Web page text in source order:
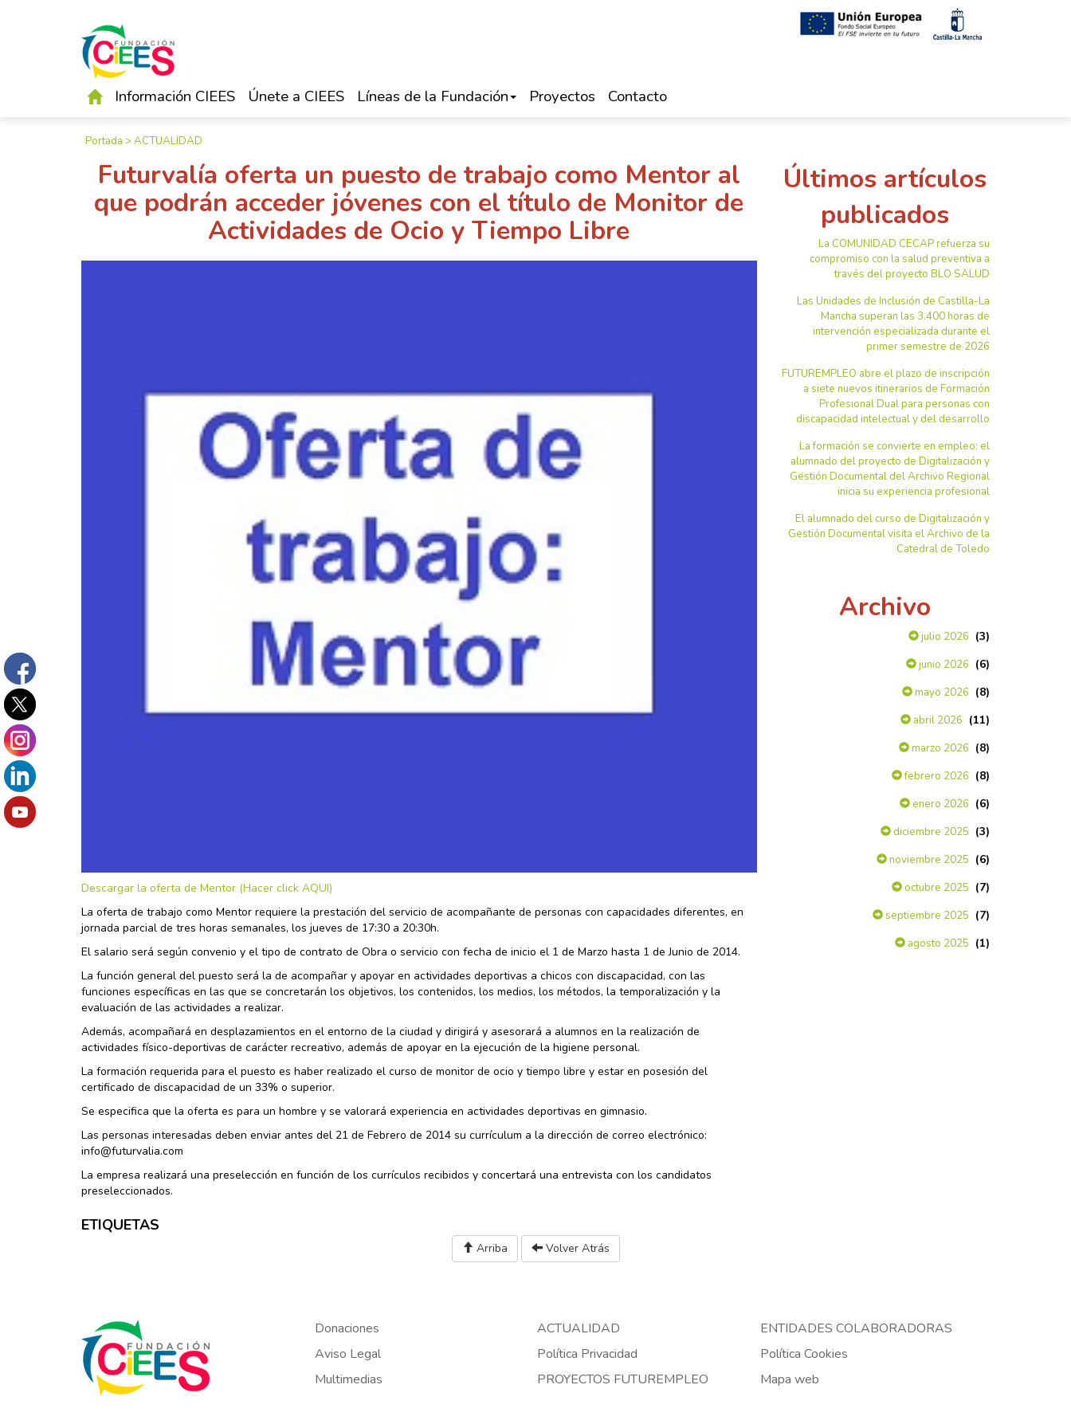
Información CIEES Únete a CIEES Líneas de la Fundación Proyectos Contacto
Portada >ACTUALIDAD
Futurvalía oferta un puesto de trabajo como Mentor al
que podrán acceder jóvenes con el título de Monitor de
Actividades de Ocio y Tiempo Libre
Descargar la oferta de Mentor (Hacer click AQUI)
La oferta de trabajo como Mentor requiere la prestación del servicio de acompañante de personas con capacidades diferentes, en
jornada parcial de tres horas semanales, los jueves de 17:30 a 20:30h.
El salario será según convenio y el tipo de contrato de Obra o servicio con fecha de inicio el 1 de Marzo hasta 1 de Junio de 2014.
La función general del puesto será la de acompañar y apoyar en actividades deportivas a chicos con discapacidad, con las
funciones específicas en las que se concretarán los objetivos, los contenidos, los medios, los métodos, la temporalización y la
evaluación de las actividades a realizar.
Además, acompañará en desplazamientos en el entorno de la ciudad y dirigirá y asesorará a alumnos en la realización de
actividades físico-deportivas de carácter recreativo, además de apoyar en la ejecución de la higiene personal.
La formación requerida para el puesto es haber realizado el curso de monitor de ocio y tiempo libre y estar en posesión del
certificado de discapacidad de un 33% o superior.
Se especifica que la oferta es para un hombre y se valorará experiencia en actividades deportivas en gimnasio.
Las personas interesadas deben enviar antes del 21 de Febrero de 2014 su currículum a la dirección de correo electrónico:
info@futurvalia.com
La empresa realizará una preselección en función de los currículos recibidos y concertará una entrevista con los candidatos
preseleccionados.
Últimos artículos
publicados
La COMUNIDAD CECAP refuerza su
compromiso con la salud preventiva a
través del proyecto BLO SALUD
Las Unidades de Inclusión de Castilla-La
Mancha superan las 3.400 horas de
intervención especializada durante el
primer semestre de 2026
FUTUREMPLEO abre el plazo de inscripción
a siete nuevos itinerarios de Formación
Profesional Dual para personas con
discapacidad intelectual y del desarrollo
La formación se convierte en empleo: el
alumnado del proyecto de Digitalización y
Gestión Documental del Archivo Regional
inicia su experiencia profesional
El alumnado del curso de Digitalización y
Gestión Documental visita el Archivo de la
Catedral de Toledo
Archivo
julio 2026 (3)
junio 2026 (6)
mayo 2026 (8)
abril 2026 (11)
marzo 2026 (8)
febrero 2026 (8)
enero 2026 (6)
diciembre 2025 (3)
noviembre 2025 (6)
octubre 2025 (7)
septiembre 2025 (7)
agosto 2025 (1)
ETIQUETAS
Arriba Volver Atrás
Donaciones ACTUALIDAD
ENTIDADES COLABORADORAS
Aviso Legal
Política Privacidad
Política Cookies
Multimedias
PROYECTOS FUTUREMPLEO Mapa web